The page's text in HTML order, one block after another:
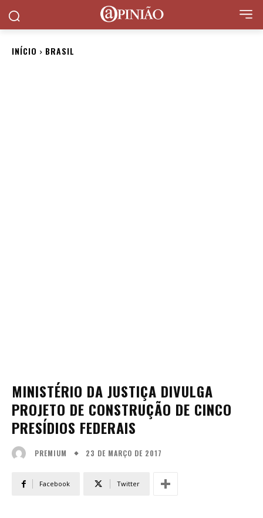
INÍCIO BRASIL
MINISTÉRIO DA JUSTIÇA DIVULGA
PROJETO DE CONSTRUÇÃO DE CINCO
PRESÍDIOS FEDERAIS
PREMIUM 23 DE MARÇO DE 2017
Facebook Twitter